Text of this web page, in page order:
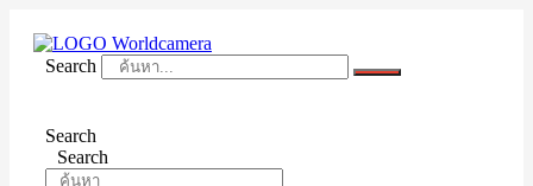
contentSearch
Search
Search